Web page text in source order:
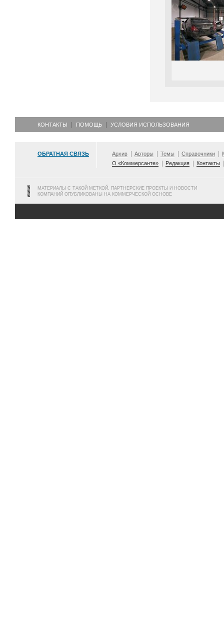
КОНТАКТЫ ПОМОЩЬ УСЛОВИЯ ИСПОЛЬЗОВАНИЯ
ОБРАТНАЯ СВЯЗЬ Архив Авторы Темы Справочники
О «Коммерсанте»
Редакция Контакты
МАТЕРИАЛЫ С ТАКОЙ МЕТКОЙ, ПАРТНЕРСКИЕ ПРОЕКТЫ И НОВОСТИ
КОМПАНИЙ ОПУБЛИКОВАНЫ НА КОММЕРЧЕСКОЙ ОСНОВЕ